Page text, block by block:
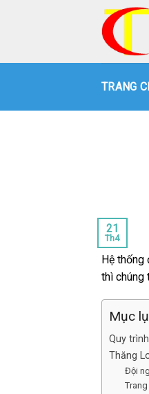
TRANG
21
Th4
Hệ thống
thì chúng
Mục
Quy
Thăng
Đội